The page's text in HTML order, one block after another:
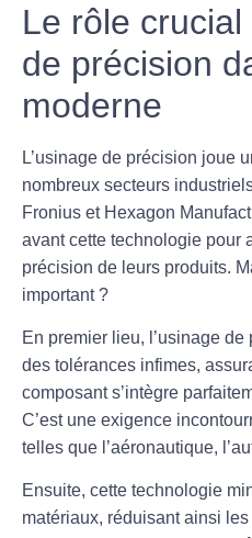
Le rôle crucial
de précision
moderne
L’usinage de précision joue
nombreux secteurs
Fronius et Hexagon
avant cette technologie pour
précision de leurs produits.
important ?
En premier lieu, l’usinage
des tolérances infimes,
composant s’intègre
C’est une exigence
telles que l’aéronautique,
Ensuite, cette technologie
matériaux, réduisant ainsi